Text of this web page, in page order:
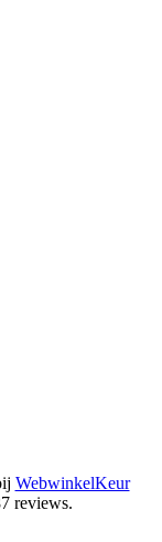
WebwinkelKeur
reviews.